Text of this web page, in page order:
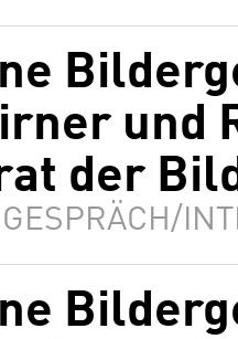
und
der